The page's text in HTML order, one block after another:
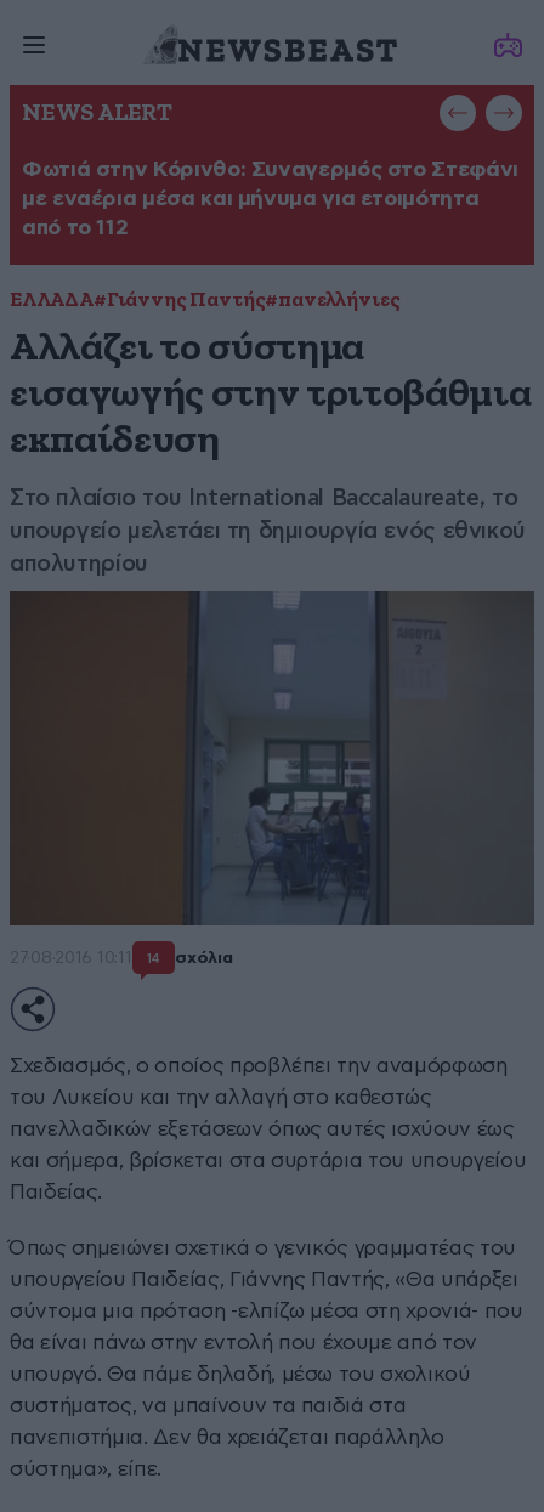
NEWS ALERT
Φωτιά στην Κόρινθο: Συναγερμός στο Στεφάνι
με εναέρια μέσα και μήνυμα για ετοιμότητα
από το 112
ΕΛΛΑΔΑ#Γιάννης Παντής#πανελλήνιες
Αλλάζει το σύστημα
εισαγωγής στην τριτοβάθμια
εκπαίδευση
Στο πλαίσιο του International Baccalaureate, το
υπουργείο μελετάει τη δημιουργία ενός εθνικού
απολυτηρίου
27·08·2016 10:11 14 σχόλια
Σχεδιασμός, ο οποίος προβλέπει την αναμόρφωση
του Λυκείου και την αλλαγή στο καθεστώς
πανελλαδικών εξετάσεων όπως αυτές ισχύουν έως
και σήμερα, βρίσκεται στα συρτάρια του υπουργείου
Παιδείας.
Όπως σημειώνει σχετικά ο γενικός γραμματέας του
υπουργείου Παιδείας, Γιάννης Παντής, «Θα υπάρξει
σύντομα μια πρόταση -ελπίζω μέσα στη χρονιά- που
θα είναι πάνω στην εντολή που έχουμε από τον
υπουργό. Θα πάμε δηλαδή, μέσω του σχολικού
συστήματος, να μπαίνουν τα παιδιά στα
πανεπιστήμια. Δεν θα χρειάζεται παράλληλο
σύστημα», είπε.